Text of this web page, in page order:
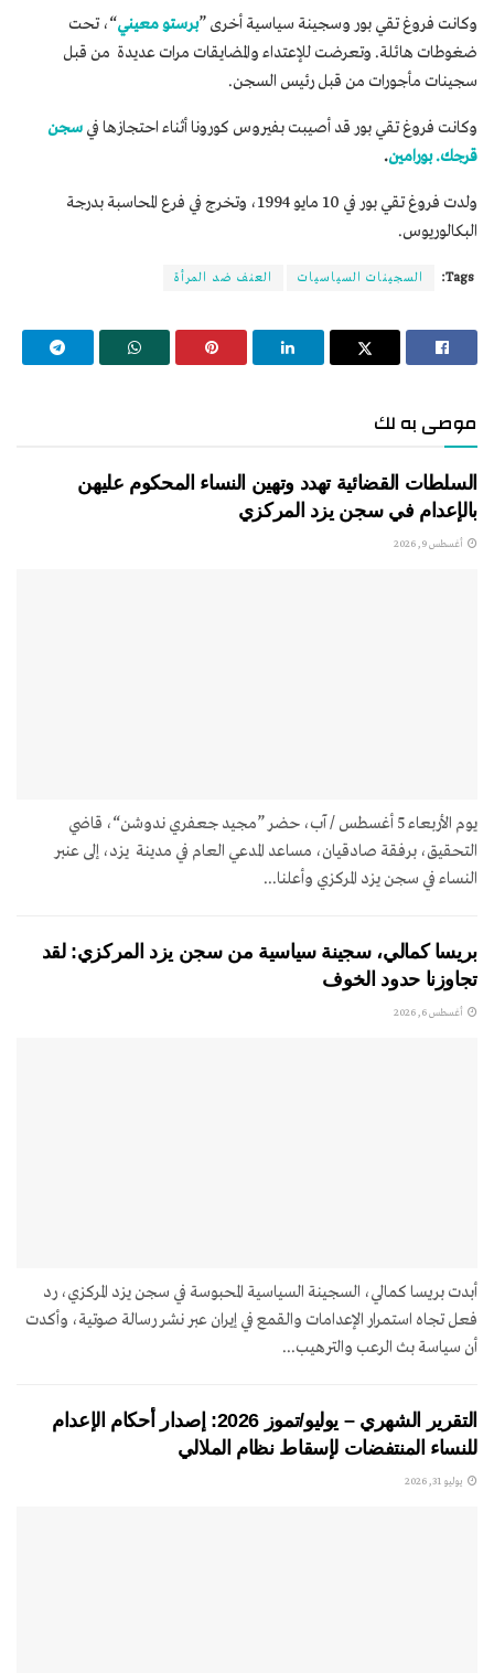
وكانت فروغ تقي بور وسجينة سياسية أخرى ”برستو معيني“، تحت
ضغوطات هائلة. وتعرضت للإعتداء والمضايقات مرات عديدة من قبل
سجينات مأجورات من قبل رئيس السجن.
وكانت فروغ تقي بور قد أصيبت بفيروس كورونا أثناء احتجازها في سجن
قرجك. بورامين.
ولدت فروغ تقي بور في 10 مايو 1994، وتخرج في فرع المحاسبة بدرجة
البكالوريوس.
Tags: السجينات السياسيات العنف ضد المرأة
موصى به لك
السلطات القضائية تهدد وتهين النساء المحكوم عليهن
بالإعدام في سجن يزد المركزي
أغسطس 9, 2026
يوم الأربعاء 5 أغسطس / آب، حضر ”مجيد جعفري ندوشن“، قاضي
التحقيق، برفقة صادقيان، مساعد المدعي العام في مدينة يزد، إلى عنبر
النساء في سجن يزد المركزي وأعلنا...
بريسا كمالي، سجينة سياسية من سجن يزد المركزي: لقد
تجاوزنا حدود الخوف
أغسطس 6, 2026
أبدت بريسا كمالي، السجينة السياسية المحبوسة في سجن يزد المركزي، رد
فعل تجاه استمرار الإعدامات والقمع في إيران عبر نشر رسالة صوتية، وأكدت
أن سياسة بث الرعب والترهيب...
التقرير الشهري – يوليو/تموز 2026: إصدار أحكام الإعدام
للنساء المنتفضات لإسقاط نظام الملالي
يوليو 31, 2026